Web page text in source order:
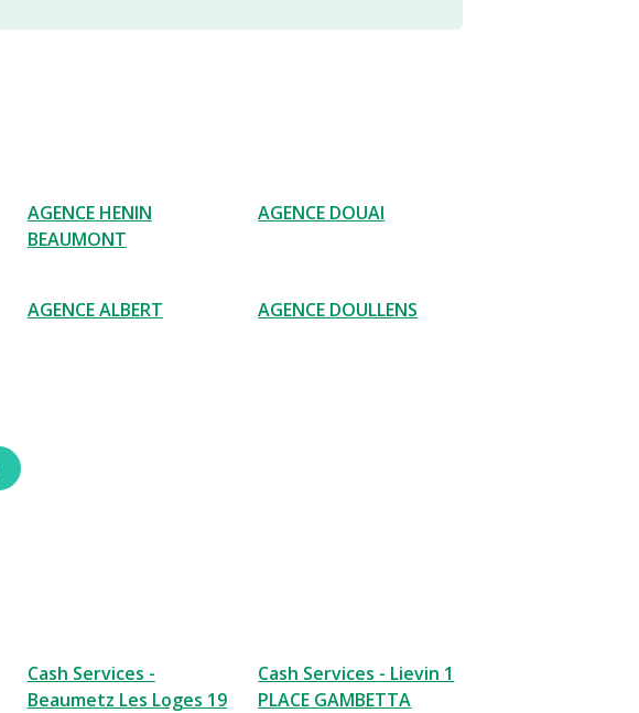
AGENCE HENIN
BEAUMONT
AGENCE DOUAI
AGENCE ALBERT AGENCE DOULLENS
Cash Services -
Beaumetz Les Loges 19
Cash Services - Lievin 1
PLACE GAMBETTA